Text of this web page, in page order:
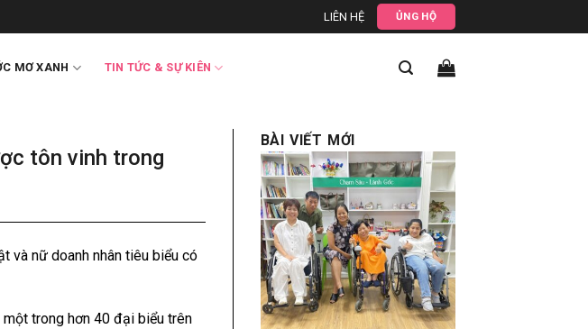
LIÊN HỆ ỦNG HỘ
MƠ XANH TIN TỨC & SỰ KIÊN
tôn vinh trong
và nữ doanh nhân tiêu biểu có
trong hơn 40 đại biểu trên
BÀI VIẾT MỚI